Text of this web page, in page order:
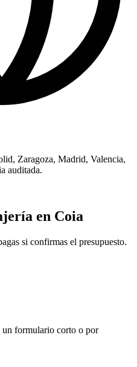
Zaragoza, Madrid, Valencia,
auditada.
en Coia
si confirmas el presupuesto.
un formulario corto o por